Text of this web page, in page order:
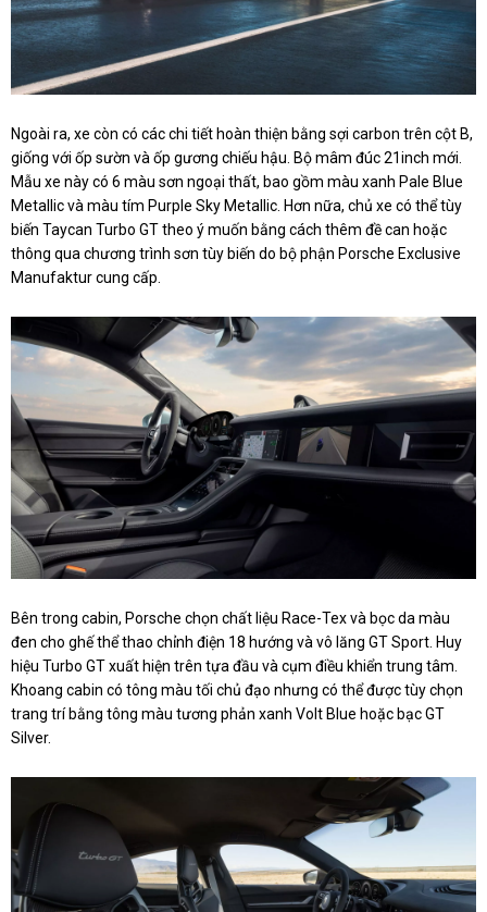
Ngoài ra, xe còn có các chi tiết hoàn thiện bằng sợi carbon trên cột B,
giống với ốp sườn và ốp gương chiếu hậu. Bộ mâm đúc 21inch mới.
Mẫu xe này có 6 màu sơn ngoại thất, bao gồm màu xanh Pale Blue
Metallic và màu tím Purple Sky Metallic. Hơn nữa, chủ xe có thể tùy
biến Taycan Turbo GT theo ý muốn bằng cách thêm đề can hoặc
thông qua chương trình sơn tùy biến do bộ phận Porsche Exclusive
Manufaktur cung cấp.
Bên trong cabin, Porsche chọn chất liệu Race-Tex và bọc da màu
đen cho ghế thể thao chỉnh điện 18 hướng và vô lăng GT Sport. Huy
hiệu Turbo GT xuất hiện trên tựa đầu và cụm điều khiển trung tâm.
Khoang cabin có tông màu tối chủ đạo nhưng có thể được tùy chọn
trang trí bằng tông màu tương phản xanh Volt Blue hoặc bạc GT
Silver.